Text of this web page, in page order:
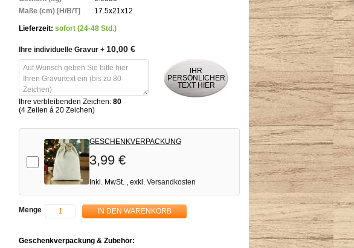
Maße (cm) [H/B/T]
17.5x21x12
Lieferzeit: sofort (24-48 Std.)
Ihre individuelle Gravur + 10,00 €
IHR
PERSÖNLICHER
TEXT HIER
Ihre verbleibenden Zeichen: 80
(4 Zeilen á 20 Zeichen)
Add-on
GESCHENKVERPACKUNG
3,99 €
Inkl. MwSt. exkl. Versandkosten
Menge IN DEN WARENKORB
Geschenkverpackung & Zubehör: